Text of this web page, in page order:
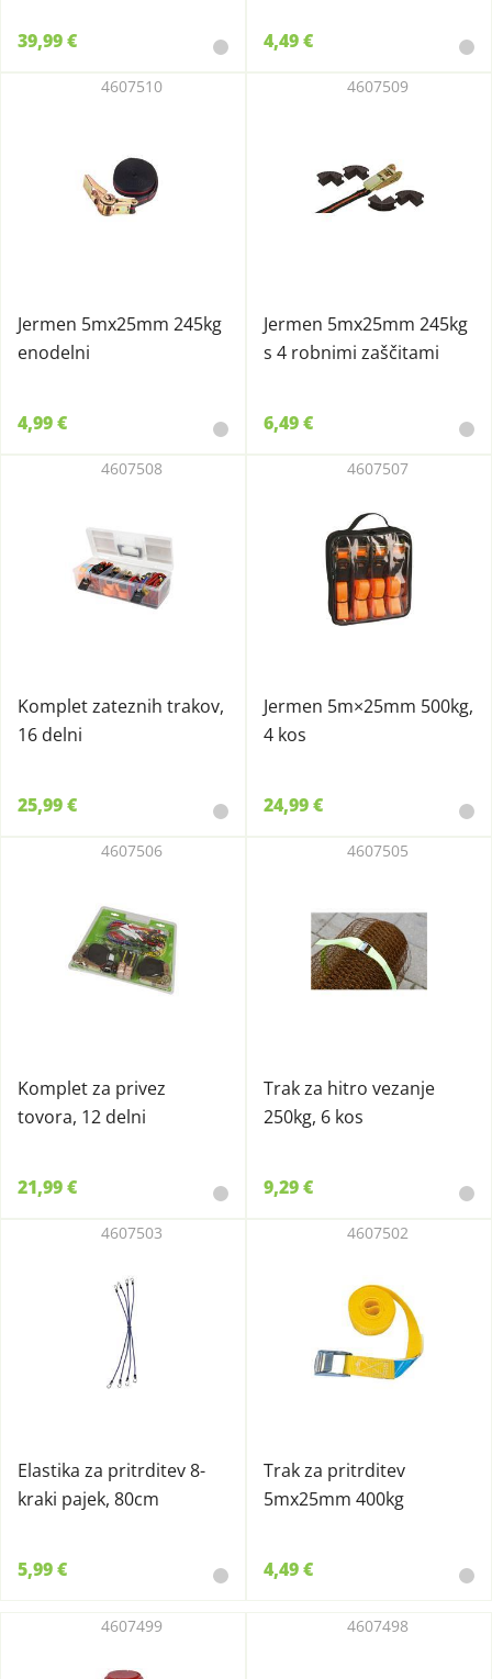
39,99 € 4,49 €
Jermen 5mx25mm 245kg
enodelni
4607510
4,99 €
Jermen 5mx25mm 245kg
s 4 robnimi zaščitami
4607509
6,49 €
Komplet zateznih trakov,
16 delni
4607508
25,99 €
Jermen 5m×25mm 500kg,
4 kos
4607507
24,99 €
Komplet za privez
tovora, 12 delni
4607506
21,99 €
Trak za hitro vezanje
250kg, 6 kos
4607505
9,29 €
Elastika za pritrditev 8-
kraki pajek, 80cm
4607503
5,99 €
Trak za pritrditev
5mx25mm 400kg
4607502
4,49 €
4607499 4607498